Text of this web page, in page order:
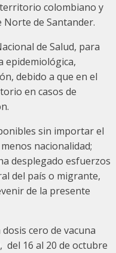
colombiano y
Norte de Santander.
de Salud, para
epidemiológica,
debido a que en el
en casos de
sin importar el
nacionalidad;
desplegado esfuerzos
del país o migrante,
de la presente
cero de vacuna
del 16 al 20 de octubre